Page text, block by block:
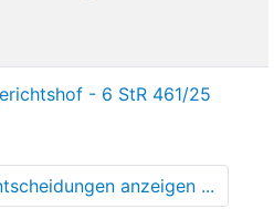
- 6 StR 461/25
anzeigen ...